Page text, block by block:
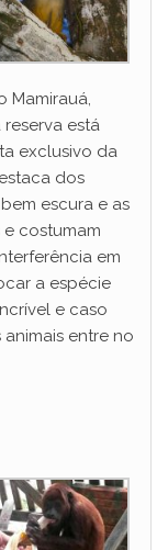
Mamirauá,
está
exclusivo da
dos
escura e as
costumam
em
a espécie
e caso
entre no